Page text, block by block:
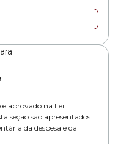
aprovado na Lei
seção são apresentados
da despesa e da